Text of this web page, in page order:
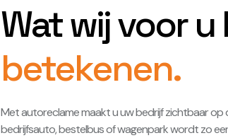
Wat wij voor
betekenen.
Met autoreclame maakt u uw bedrijf zichtbaar op
bedrijfsauto, bestelbus of wagenpark wordt zo